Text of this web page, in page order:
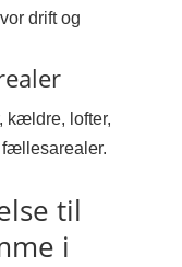
drift og
kældre, lofter,
fællesarealer.
til
i